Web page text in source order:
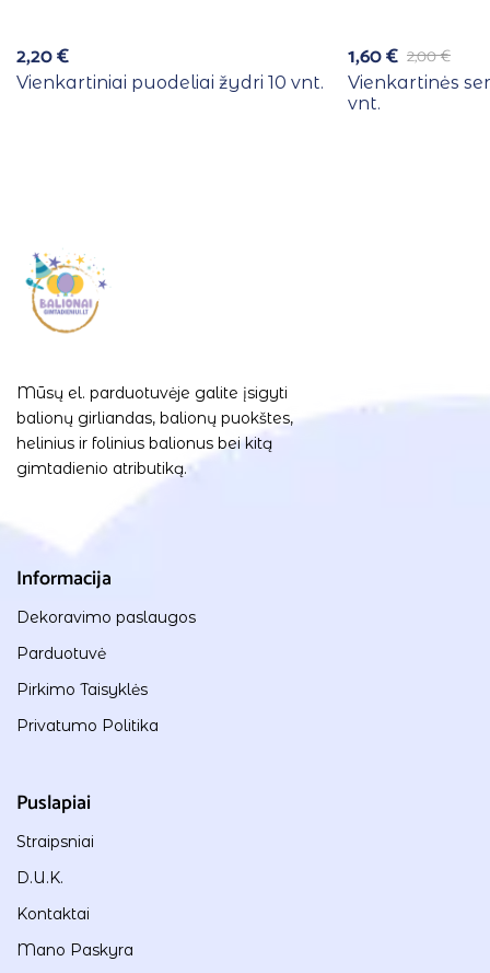
2,20€
Vienkartiniai puodeliai žydri 10 vnt.
2,00€
1,60€
Vienkartinės
vnt.
Mūsų el. parduotuvėje galite įsigyti
balionų girliandas, balionų puokštes,
helinius ir folinius balionus bei kitą
gimtadienio atributiką.
Informacija
Dekoravimo paslaugos
Parduotuvė
Pirkimo Taisyklės
Privatumo Politika
Puslapiai
Straipsniai
D.U.K.
Kontaktai
Mano Paskyra